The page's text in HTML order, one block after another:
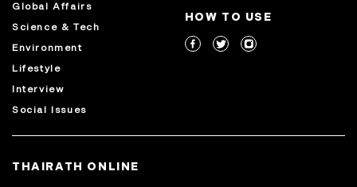
Global Affairs
Science & Tech
Environment
Lifestyle
Interview
Social Issues
HOW TO USE
THAIRATH ONLINE